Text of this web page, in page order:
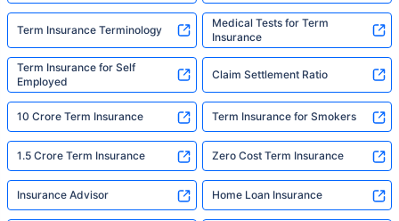
Term Insurance Terminology
Medical Tests for Term
Insurance
Term Insurance for Self
Employed
Claim Settlement Ratio
10 Crore Term Insurance Term Insurance for Smokers
1.5 Crore Term Insurance Zero Cost Term Insurance
Insurance Advisor Home Loan Insurance